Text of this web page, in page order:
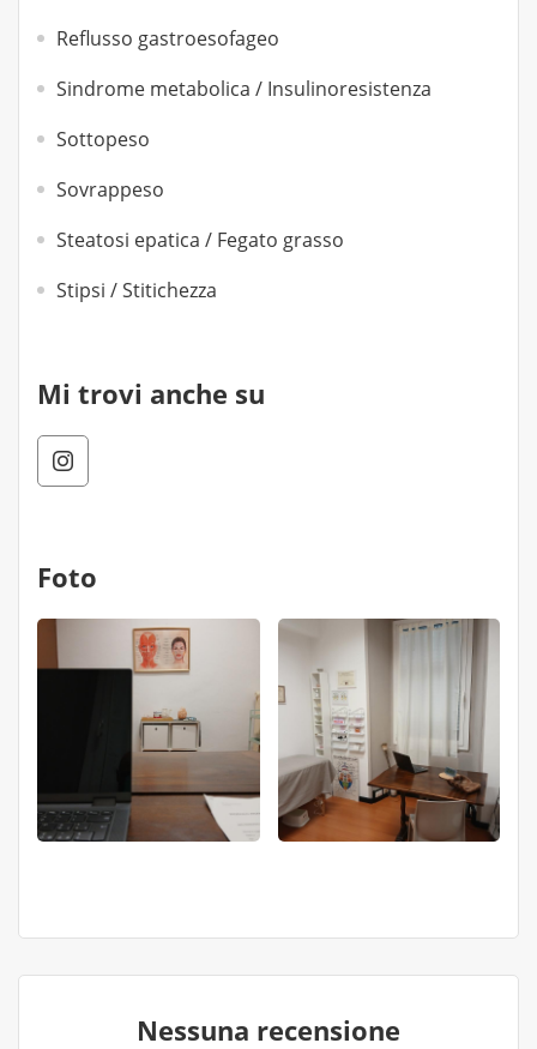
Reflusso gastroesofageo
Sindrome metabolica / Insulinoresistenza
Sottopeso
Sovrappeso
Steatosi epatica / Fegato grasso
Stipsi / Stitichezza
Mi trovi anche su
Foto
Nessuna recensione